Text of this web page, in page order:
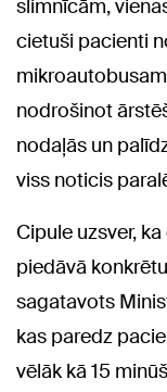
slimnīcām,
cietuši pacienti
nodrošinot
nodaļās un
viss noticis
Cipule uzsver,
piedāvā
sagatavots
kas paredz
vēlāk kā 15